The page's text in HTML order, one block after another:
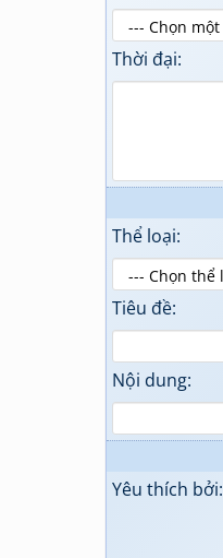
Thời đại:
Thể loại:
Tiêu đề:
Nội dung:
Yêu thích bởi: